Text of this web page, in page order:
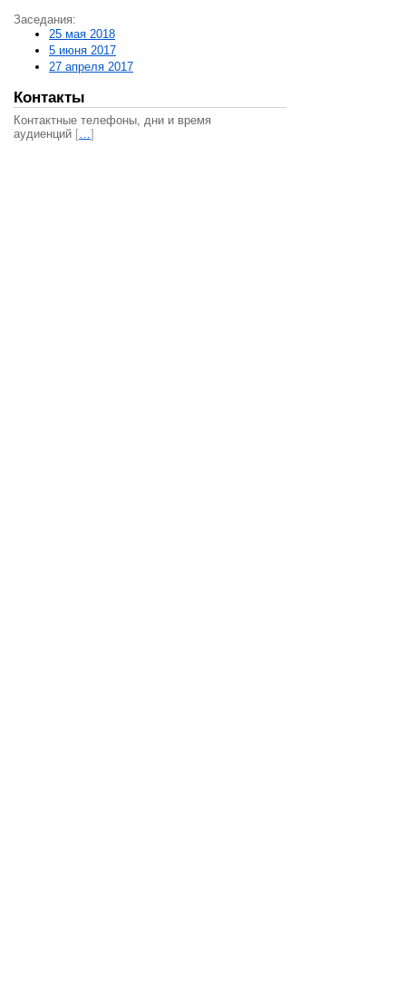
Заседания:
25 мая 2018
5 июня 2017
27 апреля 2017
Контакты
Контактные телефоны, дни и время
аудиенций […]